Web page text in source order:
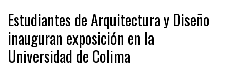
Estudiantes de Arquitectura y Diseño
inauguran exposición en la
Universidad de Colima